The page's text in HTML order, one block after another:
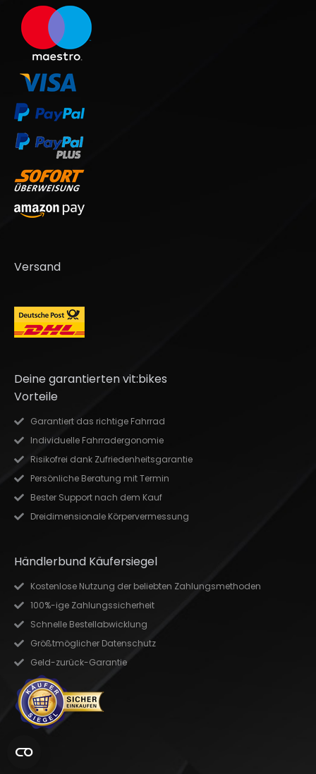
Versand
Deine garantierten vit:bikes
Vorteile
Garantiert das richtige Fahrrad
Individuelle Fahrradergonomie
Risikofrei dank Zufriedenheitsgarantie
Persönliche Beratung mit Termin
Bester Support nach dem Kauf
Dreidimensionale Körpervermessung
Händlerbund Käufersiegel
Kostenlose Nutzung der beliebten Zahlungsmethoden
100%-ige Zahlungssicherheit
Schnelle Bestellabwicklung
Größtmöglicher Datenschutz
Geld-zurück-Garantie